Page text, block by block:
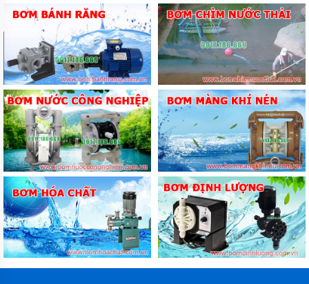
nạp, túi xốp, động cơ máy và một số loại phụ kiện kèm
theo khác như: thùng chứa, ống hút bụi, bàn hút,...
2. Những ứng dụng máy hút bụi cho
xe ô tô
Ngoài chức năng chính là hút bụi bẩn trên xe ra, thì máy hút
bụi xe oto còn có những chức năng khác, phục vụ trong đời
sống hằng ngày là:
Vệ sinh thảm dạng vừa và nhỏ như các văn phòng,
phòng khách sạn cũng như trường học, phòng y tế,
bệnh viện, trường học… và các hộ gia đình.
Chủ yếu làm nội thất xe ô tô, đặc biệt chuyên tại các
dịch vụ vệ sinh.
Được sử dụng rộng rãi ở nhiều nơi như các trung tâm
rửa xe ô tô lớn.